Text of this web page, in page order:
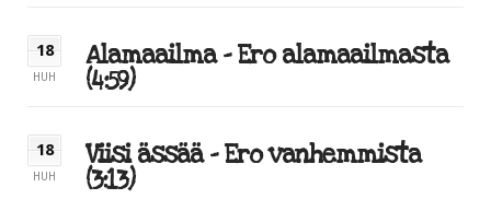
18
HUH
Alamaailma – Ero alamaailmasta
(4:59)
18
HUH
Viisi ässää – Ero vanhemmista
(3:13)